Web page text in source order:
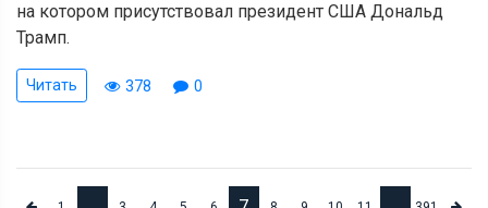
на котором присутствовал президент США Дональд
Трамп.
Читать 378 0